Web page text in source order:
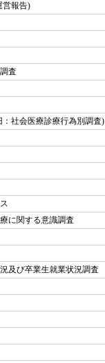
営報告)
査
社会医療診療行為別調査)
に関する意識調査
及び卒業生就業状況調査